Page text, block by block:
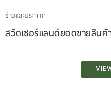
ข่าวและประกาศ
สวิตเซอร์แลนด์ยอดขายสินค้